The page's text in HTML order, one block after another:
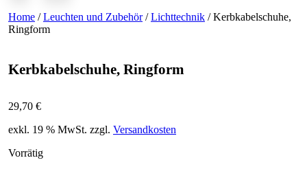
Home /Leuchten und Zubehör/Lichttechnik / Kerbkabelschuhe,
Ringform
Kerbkabelschuhe, Ringform
29,70 €
exkl. 19 % MwSt. zzgl. Versandkosten
Vorrätig